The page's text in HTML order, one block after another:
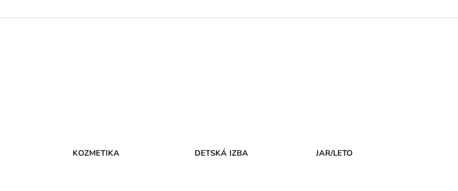
KOŠÍK
KOZMETIKA DETSKÁ IZBA JAR/LETO